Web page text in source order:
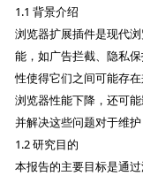
1.1 背景介绍
浏览器扩展插件是现代
能，如广告拦截、隐私
性使得它们之间可能存
浏览器性能下降，还可
并解决这些问题对于维
1.2 研究目的
本报告的主要目标是通